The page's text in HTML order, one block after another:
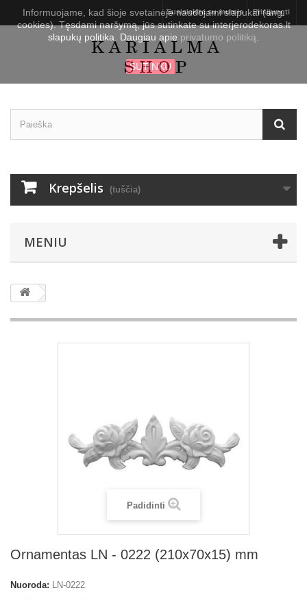
Prisijungti
Susisiekite su mumis
Krepšelis (tuščia)
MENIU
Padidinti
Ornamentas LN - 0222 (210x70x15) mm
Nuoroda: LN-0222
Informuojame, kad šioje svetainėje naudojami slapukai (ang.
cookies). Tęsdami naršymą, jūs sutinkate su interjerodekoras.lt
slapukų politika. Daugiau apie privatumo politiką
SUTINKU